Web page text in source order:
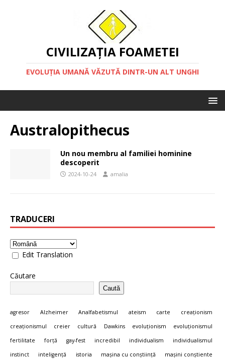
CIVILIZAȚIA FOAMETEI
EVOLUȚIA UMANĂ VĂZUTĂ DINTR-UN ALT UNGHI
Australopithecus
Un nou membru al familiei hominine
descoperit
2024-10-24 amalia
TRADUCERI
Edit Translation
Căutare
Caută
agresor Alzheimer Analfabetismul ateism carte
creaționism
creaționismul
creier cultură Dawkins evoluționism
evoluționismul
fertilitate
forță gay-fest incredibil individualism
individualismul
instinct
inteligență istoria mașina cu conștiință mașini conștiente